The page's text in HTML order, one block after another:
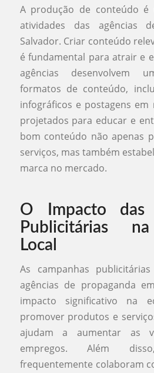
A produção de conteúdo é
atividades das agências
Salvador. Criar conteúdo
é fundamental para atrair e
agências desenvolvem
formatos de conteúdo,
infográficos e postagens em
projetados para educar e
bom conteúdo não apenas
serviços, mas também
marca no mercado.
O Impacto das
Publicitárias
Local
As campanhas
agências de propaganda
impacto significativo na
promover produtos e
ajudam a aumentar as
empregos. Além
frequentemente colaboram